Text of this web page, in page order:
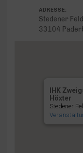
ADRESSE:
Stedener
33104
IHK
Höxter
Stedener